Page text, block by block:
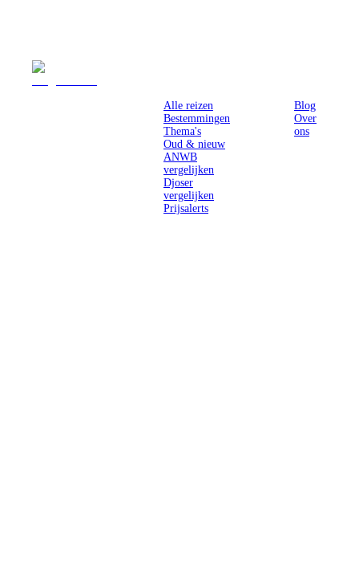
Alle reizen
Bestemmingen
Thema's
Oud & nieuw
ANWB
vergelijken
Djoser
vergelijken
Prijsalerts
Blog
Over
ons